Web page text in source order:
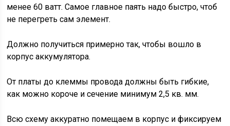
менее 60 ватт. Самое главное паять надо быстро, чтоб
не перегреть сам элемент.
Должно получиться примерно так, чтобы вошло в
корпус аккумулятора.
От платы до клеммы провода должны быть гибкие,
как можно короче и сечение минимум 2,5 кв. мм.
Всю схему аккуратно помещаем в корпус и фиксируем